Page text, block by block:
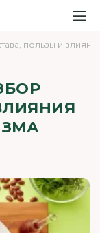
пользы и